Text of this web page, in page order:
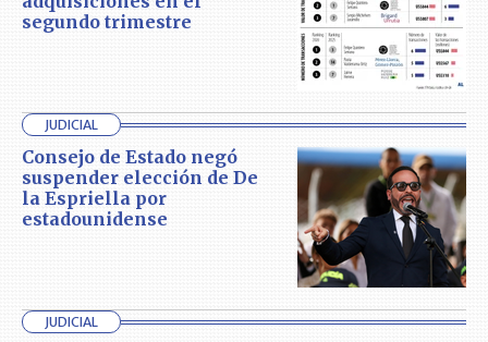
segundo trimestre
JUDICIAL
Consejo de Estado negó
suspender elección de De
la Espriella por
estadounidense
JUDICIAL